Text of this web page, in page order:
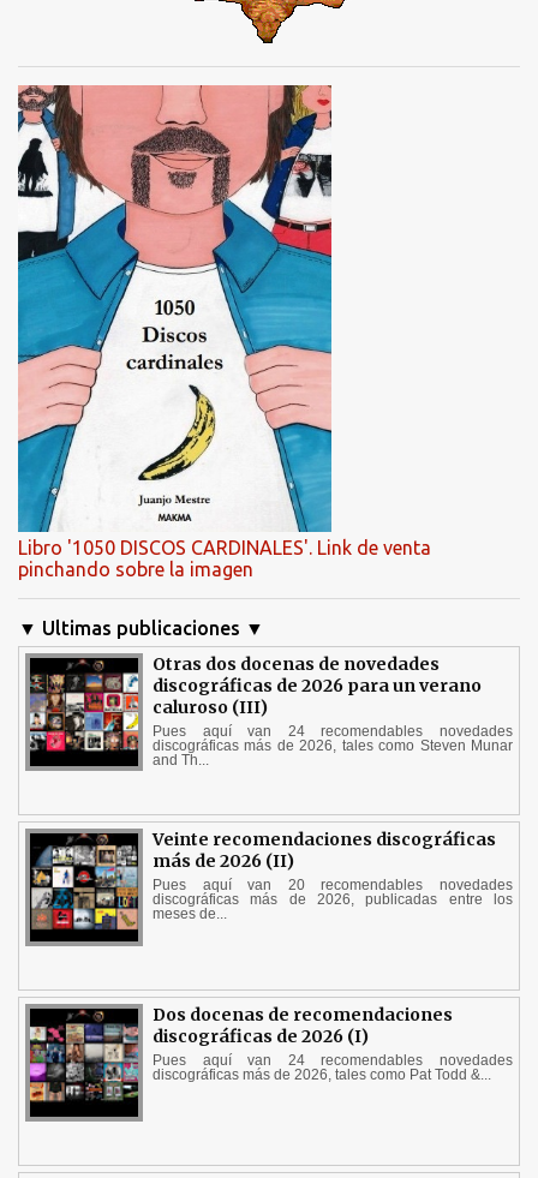
Libro '1050 DISCOS CARDINALES'. Link de venta
pinchando sobre la imagen
▼ Ultimas publicaciones ▼
Otras dos docenas de novedades
discográficas de 2026 para un verano
caluroso (III)
Pues aquí van 24 recomendables novedades
discográficas más de 2026, tales como Steven Munar
and Th...
Veinte recomendaciones discográficas
más de 2026 (II)
Pues aquí van 20 recomendables novedades
discográficas más de 2026, publicadas entre los
meses de...
Dos docenas de recomendaciones
discográficas de 2026 (I)
Pues aquí van 24 recomendables novedades
discográficas más de 2026, tales como Pat Todd &...